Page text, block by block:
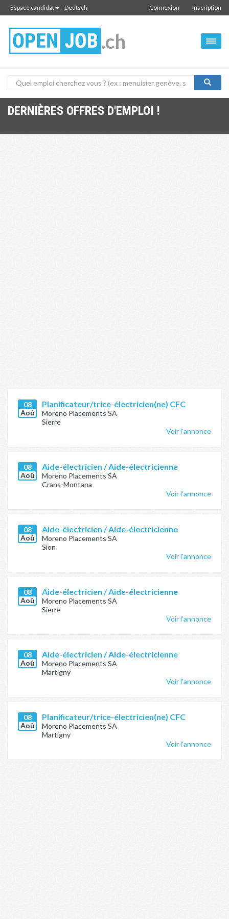
Espace candidat Deutsch Inscription
Connexion
.ch
DERNIÈRES OFFRES D'EMPLOI !
08
Aoû
Planificateur/trice-électricien(ne) CFC
Moreno Placements SA
Sierre
Voir l'annonce
08
Aoû
Aide-électricien / Aide-électricienne
Moreno Placements SA
Crans-Montana
Voir l'annonce
08
Aoû
Aide-électricien / Aide-électricienne
Moreno Placements SA
Sion
Voir l'annonce
08
Aoû
Aide-électricien / Aide-électricienne
Moreno Placements SA
Sierre
Voir l'annonce
08
Aoû
Aide-électricien / Aide-électricienne
Moreno Placements SA
Martigny
Voir l'annonce
08
Aoû
Planificateur/trice-électricien(ne) CFC
Moreno Placements SA
Martigny
Voir l'annonce